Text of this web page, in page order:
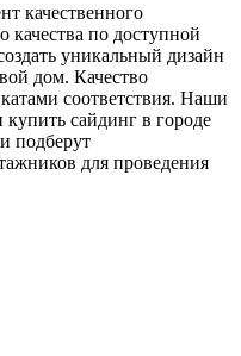
качественного
качества по доступной
уникальный дизайн
дом. Качество
соответствия. Наши
сайдинг в городе
подберут
для проведения